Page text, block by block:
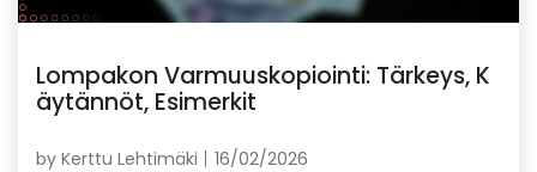
Lompakon Varmuuskopiointi: Tärkeys, K
äytännöt, Esimerkit
by Kerttu Lehtimäki 16/02/2026